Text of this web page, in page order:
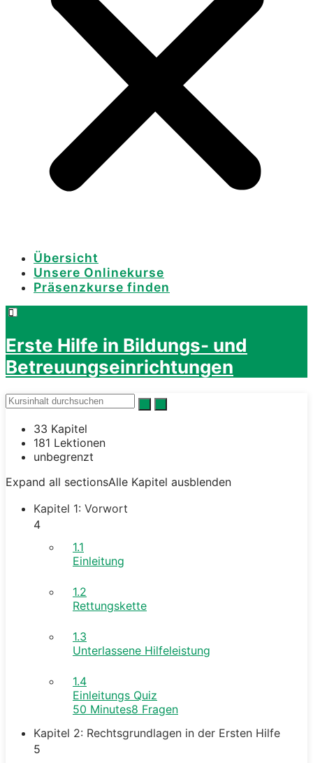
Übersicht
Unsere Onlinekurse
Präsenzkurse finden
Erste Hilfe in Bildungs- und
Betreuungseinrichtungen
33 Kapitel
181 Lektionen
unbegrenzt
Expand all sectionsAlle Kapitel ausblenden
Kapitel 1: Vorwort
4
1.1
Einleitung
1.2
Rettungskette
1.3
Unterlassene Hilfeleistung
1.4
Einleitungs Quiz
50 Minutes8 Fragen
Kapitel 2: Rechtsgrundlagen in der Ersten Hilfe
5